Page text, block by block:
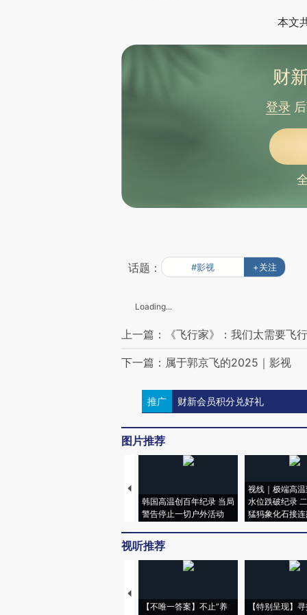
本文
财
登录后
话题： #影视 +关注
Loading...
上一篇：《飞行家》：我们太需要飞
下一篇：属于郭京飞的2025｜影视
推广 财新会员积分兑好礼
图片推荐
韩国高温创百年纪录 当局
警告停止一切户外活动
视线｜极端高
水位跌破纪录
猛犸象化石接连
视听推荐
【不唯一答案】不止“养
【特别呈现】